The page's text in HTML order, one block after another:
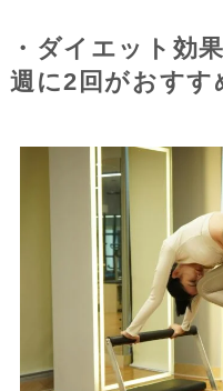
・ダイエット効
週に2回がおすす